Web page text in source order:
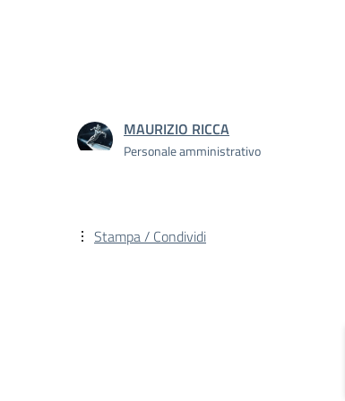
MAURIZIO RICCA
Personale amministrativo
Stampa / Condividi